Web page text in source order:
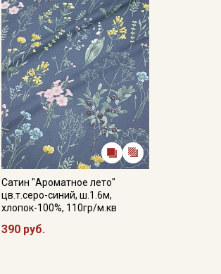
Сатин "Ароматное лето"
цв.т.серо-синий, ш.1.6м,
хлопок-100%, 110гр/м.кв
390 руб.